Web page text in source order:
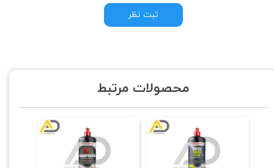
ثبت نظر
محصولات مرتبط